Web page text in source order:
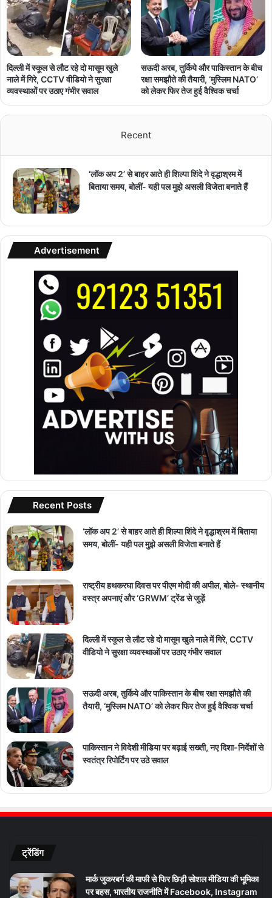
दिल्ली में स्कूल से लौट रहे दो मासूम खुले
नाले में गिरे, CCTV वीडियो ने सुरक्षा
व्यवस्थाओं पर उठाए गंभीर सवाल
सऊदी अरब, तुर्किये और पाकिस्तान के बीच
रक्षा समझौते की तैयारी, ‘मुस्लिम NATO’
को लेकर फिर तेज हुई वैश्विक चर्चा
Recent
‘लॉक अप 2’ से बाहर आते ही शिल्पा शिंदे ने वृद्धाश्रम में
बिताया समय, बोलीं- यही पल मुझे असली विजेता बनाते हैं
Advertisement
Recent Posts
‘लॉक अप 2’ से बाहर आते ही शिल्पा शिंदे ने वृद्धाश्रम में बिताया
समय, बोलीं- यही पल मुझे असली विजेता बनाते हैं
राष्ट्रीय हथकरघा दिवस पर पीएम मोदी की अपील, बोले- स्थानीय
वस्त्र अपनाएं और ‘GRWM’ ट्रेंड से जुड़ें
दिल्ली में स्कूल से लौट रहे दो मासूम खुले नाले में गिरे, CCTV
वीडियो ने सुरक्षा व्यवस्थाओं पर उठाए गंभीर सवाल
सऊदी अरब, तुर्किये और पाकिस्तान के बीच रक्षा समझौते की
तैयारी, ‘मुस्लिम NATO’ को लेकर फिर तेज हुई वैश्विक चर्चा
पाकिस्तान ने विदेशी मीडिया पर बढ़ाई सख्ती, नए दिशा-निर्देशों से
स्वतंत्र रिपोर्टिंग पर उठे सवाल
ट्रेंडिंग
मार्क जुकरबर्ग की माफी से फिर छिड़ी सोशल मीडिया की भूमिका
पर बहस, भारतीय राजनीति में Facebook, Instagram